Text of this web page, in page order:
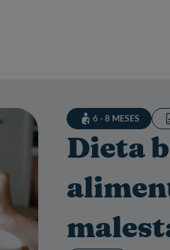
6 - 8 MESES
Dieta